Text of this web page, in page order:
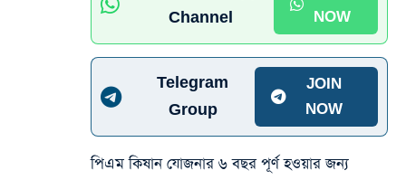
Channel
NOW
Telegram
Group
JOIN
NOW
পিএম কিষান যোজনার ৬ বছর পূর্ণ হওয়ার জন্য